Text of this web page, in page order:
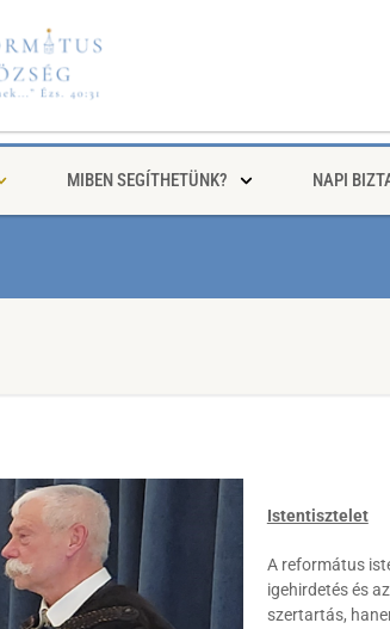
MIBEN SEGÍTHETÜNK? NAPI
Istentisztelet
A református
igehirdetés és
szertartás,